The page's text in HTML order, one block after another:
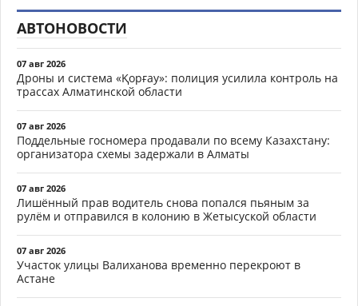
АВТОНОВОСТИ
07 авг 2026
Дроны и система «Қорғау»: полиция усилила контроль на
трассах Алматинской области
07 авг 2026
Поддельные госномера продавали по всему Казахстану:
организатора схемы задержали в Алматы
07 авг 2026
Лишённый прав водитель снова попался пьяным за
рулём и отправился в колонию в Жетысуской области
07 авг 2026
Участок улицы Валиханова временно перекроют в
Астане